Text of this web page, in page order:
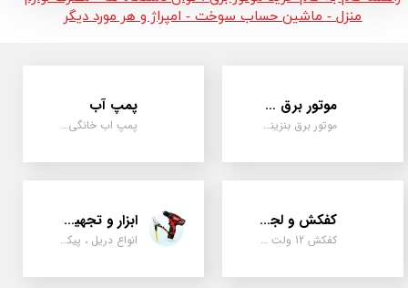
منزل - ماشین حساب سوخت - امپراژ و هر مورد دیگر
موتور برق و ژنراتور
موتور برق بنزینی، دیزلی ، گازی ، سه گانه سوز
پمپ آب
پمپ اب خانگی، بشقابی ، جتی ، دو پروانه کشاورزی
کفکش و لجن کش
کفکش 12 ولت ، 220 ولت ، یک اینچ به بالا لجن کش کاتردار، لجن کش چدنی
ابزار و تجهیزات
انواع دریل ، پیکور، ابزارالات، سیل مکانیکی، قطعات پمپ